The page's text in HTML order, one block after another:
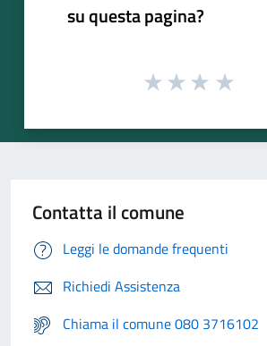
su questa pagina?
Contatta il comune
Leggi le domande frequenti
Richiedi Assistenza
Chiama il comune 080 3716102